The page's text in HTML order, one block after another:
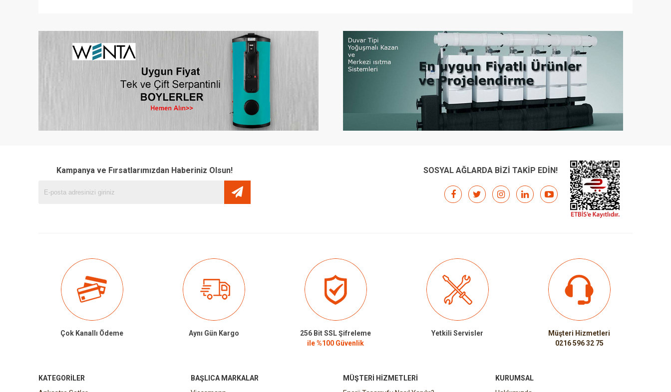
Kampanya ve Fırsatlarımızdan Haberiniz Olsun! SOSYAL AĞLARDA BİZİ TAKİP EDİN!
Çok Kanallı Ödeme Aynı Gün Kargo
256 Bit SSL Şifreleme
ile %100 Güvenlik
Yetkili Servisler
Müşteri Hizmetleri
0216 596 32 75
KATEGORILER
BAŞLICA MARKALAR
MÜŞTERI HIZMETLERI
KURUMSAL